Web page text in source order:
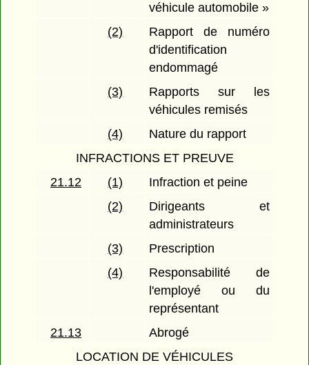
véhicule automobile »
(2)
Rapport de numéro
d'identification
endommagé
(3)
Rapports sur les
véhicules remisés
(4)
Nature du rapport
INFRACTIONS ET PREUVE
21.12
(1)
Infraction et peine
(2)
Dirigeants et
administrateurs
(3)
Prescription
(4)
Responsabilité de
l'employé ou du
représentant
21.13
Abrogé
LOCATION DE VÉHICULES